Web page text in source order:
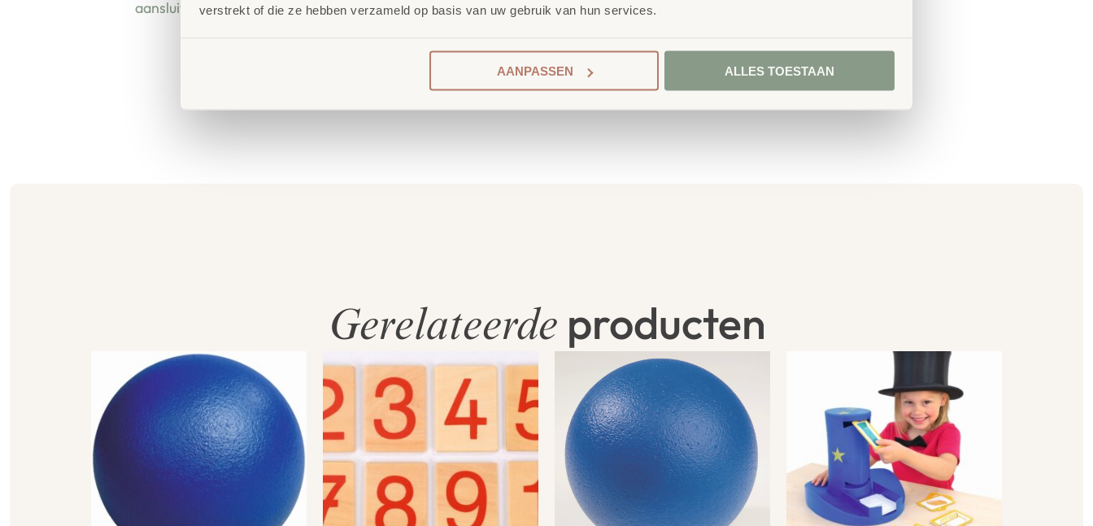
verstrekt of die ze hebben verzameld op basis van uw gebruik van hun services.
AANPASSEN ALLES TOESTAAN
aansluit bij de behoeften van kinderen én leerkrachten.
Gerelateerde producten